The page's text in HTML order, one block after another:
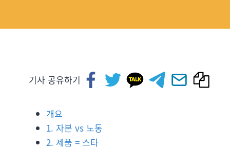
기사 공유하기
개요
1. 자본 vs 노동
2. 제품 = 스타